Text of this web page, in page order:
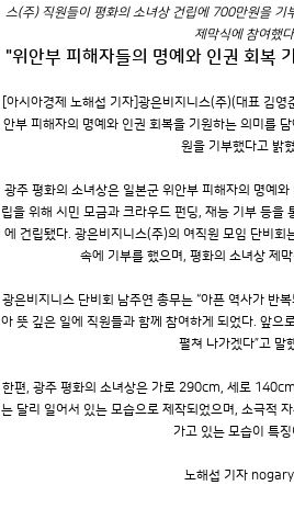
스(주) 직원들이 평화의 소녀상 건립에 700만원을 기
제막식에 참여했
"위안부 피해자들의 명예와 인권 회복
[아시아경제 노해섭 기자]광은비지니스(주)(대표 김영
안부 피해자의 명예와 인권 회복을 기원하는 의미를
원을 기부했다고 밝
광주 평화의 소녀상은 일본군 위안부 피해자의 명예
립을 위해 시민 모금과 크라우드 펀딩, 재능 기부 등을
에 건립됐다. 광은비지니스(주)의 여직원 모임 단비회
속에 기부를 했으며, 평화의 소녀상 제
광은비지니스 단비회 남주연 총무는 “아픈 역사가 반
아 뜻 깊은 일에 직원들과 함께 참여하게 되었다. 앞으
펼쳐 나가겠다”고 말
한편, 광주 평화의 소녀상은 가로 290cm, 세로 140cm
는 달리 일어서 있는 모습으로 제작되었으며, 소극적
가고 있는 모습이 특징
노해섭 기자 nogary